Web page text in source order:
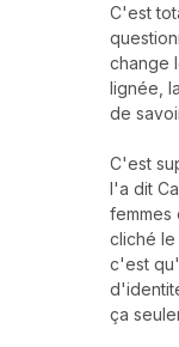
C'est
change
lignée,
de
C'est
l'a dit
femmes
cliché le
c'est
ça